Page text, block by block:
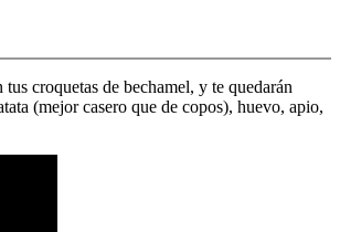
croquetas de bechamel, y te quedarán
(mejor casero que de copos), huevo, apio,